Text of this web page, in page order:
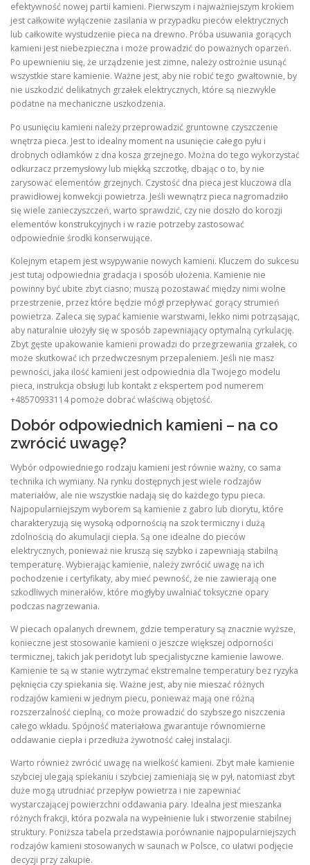
efektywność nowej partii kamieni. Pierwszym i najważniejszym krokiem
jest całkowite wyłączenie zasilania w przypadku pieców elektrycznych
lub całkowite wystudzenie pieca na drewno. Próba usuwania gorących
kamieni jest niebezpieczna i może prowadzić do poważnych oparzeń.
Po upewnieniu się, że urządzenie jest zimne, należy ostrożnie usunąć
wszystkie stare kamienie. Ważne jest, aby nie robić tego gwałtownie, by
nie uszkodzić delikatnych grzałek elektrycznych, które są niezwykle
podatne na mechaniczne uszkodzenia.
Po usunięciu kamieni należy przeprowadzić gruntowne czyszczenie
wnętrza pieca. Jest to idealny moment na usunięcie całego pyłu i
drobnych odłamków z dna kosza grzejnego. Można do tego wykorzystać
odkurzacz przemysłowy lub miękką szczotkę, dbając o to, by nie
zarysować elementów grzejnych. Czystość dna pieca jest kluczowa dla
prawidłowej konwekcji powietrza. Jeśli wewnątrz pieca nagromadziło
się wiele zanieczyszczeń, warto sprawdzić, czy nie doszło do korozji
elementów konstrukcyjnych i w razie potrzeby zastosować
odpowiednie środki konserwujące.
Kolejnym etapem jest wsypywanie nowych kamieni. Kluczem do sukcesu
jest tutaj odpowiednia gradacja i sposób ułożenia. Kamienie nie
powinny być ubite zbyt ciasno; muszą pozostawać między nimi wolne
przestrzenie, przez które będzie mógł przepływać gorący strumień
powietrza. Zaleca się sypać kamienie warstwami, lekko nimi potrząsając,
aby naturalnie ułożyły się w sposób zapewniający optymalną cyrkulację.
Zbyt gęste upakowanie kamieni prowadzi do przegrzewania grzałek, co
może skutkować ich przedwczesnym przepaleniem. Jeśli nie masz
pewności, jaka ilość kamieni jest odpowiednia dla Twojego modelu
pieca, instrukcja obsługi lub kontakt z ekspertem pod numerem
+48570933114 pomoże dobrać właściwą objętość.
Dobór odpowiednich kamieni – na co
zwrócić uwagę?
Wybór odpowiedniego rodzaju kamieni jest równie ważny, co sama
technika ich wymiany. Na rynku dostępnych jest wiele rodzajów
materiałów, ale nie wszystkie nadają się do każdego typu pieca.
Najpopularniejszym wyborem są kamienie z gabro lub diorytu, które
charakteryzują się wysoką odpornością na szok termiczny i dużą
zdolnością do akumulacji ciepła. Są one idealne do pieców
elektrycznych, ponieważ nie kruszą się szybko i zapewniają stabilną
temperaturę. Wybierając kamienie, należy zwrócić uwagę na ich
pochodzenie i certyfikaty, aby mieć pewność, że nie zawierają one
szkodliwych minerałów, które mogłyby uwalniać toksyczne opary
podczas nagrzewania.
W piecach opalanych drewnem, gdzie temperatury są znacznie wyższe,
konieczne jest stosowanie kamieni o jeszcze większej odporności
termicznej, takich jak peridotyt lub specjalistyczne kamienie lawowe.
Kamienie te są w stanie wytrzymać ekstremalne temperatury bez ryzyka
pęknięcia czy spiekania się. Ważne jest, aby nie mieszać różnych
rodzajów kamieni w jednym piecu, ponieważ mają one różną
rozszerzalność cieplną, co może prowadzić do szybszego niszczenia
całego wkładu. Spójność materiałowa gwarantuje równomierne
oddawanie ciepła i przedłuża żywotność całej instalacji.
Warto również zwrócić uwagę na wielkość kamieni. Zbyt małe kamienie
szybciej ulegają spiekaniu i szybciej zamieniają się w pył, natomiast zbyt
duże mogą utrudniać przepływ powietrza i nie zapewniać
wystarczającej powierzchni oddawania pary. Idealna jest mieszanka
różnych frakcji, która pozwala na wypełnienie luk i stworzenie stabilnej
struktury. Poniższa tabela przedstawia porównanie najpopularniejszych
rodzajów kamieni stosowanych w saunach w Polsce, co ułatwi podjęcie
decyzji przy zakupie.